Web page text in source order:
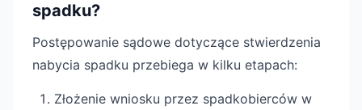
spadku?
Postępowanie sądowe dotyczące stwierdzenia
nabycia spadku przebiega w kilku etapach:
Złożenie wniosku przez spadkobierców w